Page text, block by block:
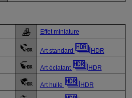
Effet miniature
Art standard HDR
Art éclatant HDR
Art huile HDR